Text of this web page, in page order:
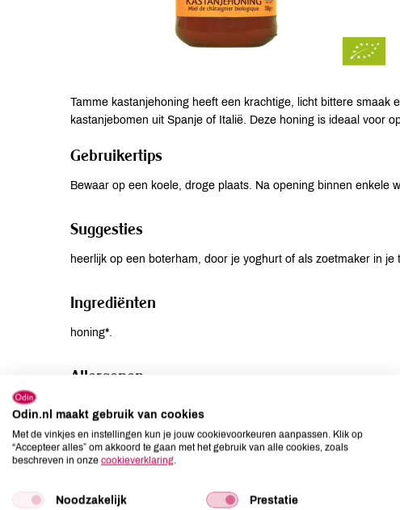
Tamme kastanjehoning heeft een krachtige, licht bittere smaak
kastanjebomen uit Spanje of Italië. Deze honing is ideaal voor
Gebruikertips
Bewaar op een koele, droge plaats. Na opening binnen enkele
Suggesties
heerlijk op een boterham, door je yoghurt of als zoetmaker in je
Ingrediënten
honing*.
Allergenen
Aardnoten
niet aanwezig
Gluten
niet aanwezig
Lupine
niet aanwezig
Odin.nl maakt gebruik van cookies
Met de vinkjes en instellingen kun je jouw cookievoorkeuren aanpassen. Klik op
“Accepteer alles” om akkoord te gaan met het gebruik van alle cookies, zoals
beschreven in onze cookieverklaring.
Noodzakelijk Prestatie